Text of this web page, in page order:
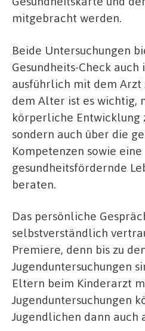
mitgebracht werden.
Beide Untersuchungen
Gesundheits-Check
ausführlich mit dem Arzt
dem Alter ist es wichtig,
körperliche
sondern auch über die
Kompetenzen sowie eine
gesundheitsfördernde
beraten.
Das persönliche
selbstverständlich
Premiere, denn bis zu
Jugenduntersuchungen
Eltern beim Kinderarzt
Jugenduntersuchungen
Jugendlichen dann auch